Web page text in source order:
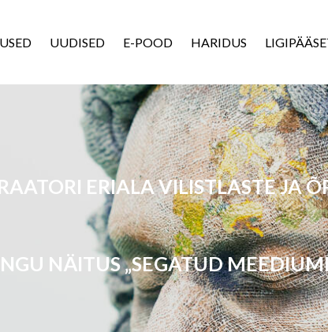
UUDISED E-POOD HARIDUS
ERIALA VILISTLASTE JA
NÄITUS „SEGATUD